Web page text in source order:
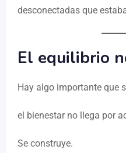
desconectadas que
El equilibrio
Hay algo importante que
el bienestar no llega por
Se construye.